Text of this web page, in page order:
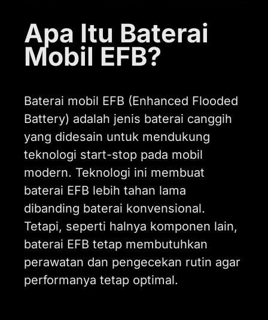
Apa Itu Baterai
Mobil EFB?
Baterai mobil EFB (Enhanced Flooded
Battery) adalah jenis baterai canggih
yang didesain untuk mendukung
teknologi start-stop pada mobil
modern. Teknologi ini membuat
baterai EFB lebih tahan lama
dibanding baterai konvensional.
Tetapi, seperti halnya komponen lain,
baterai EFB tetap membutuhkan
perawatan dan pengecekan rutin agar
performanya tetap optimal.